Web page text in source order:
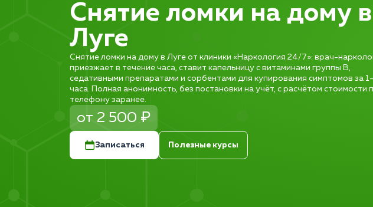
Снятие ломки на дому в
Луге
Снятие ломки на дому в Луге от клиники «Наркология 24/7»: врач-
приезжает в течение часа, ставит капельницу с витаминами группы B,
седативными препаратами и сорбентами для купирования симптомов за
часа. Полная анонимность, без постановки на учёт, с расчётом стоимости
телефону заранее.
от 2 500 ₽
Записаться Полезные курсы